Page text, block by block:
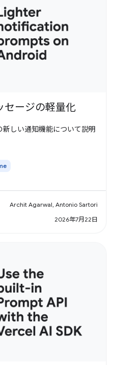
セージの軽量化
しい通知機能について説明
Archit Agarwal, Antonio Sartori
2026年7月22日